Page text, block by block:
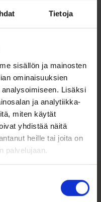
Tietoja
sisällön ja mainosten
ominaisuuksien
Lisäksi
ja analytiikka-
miten käytät
yhdistää näitä
heille tai joita on
palvelujaan.
tai korun